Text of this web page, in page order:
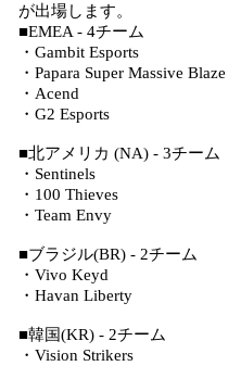
が出場します。
■EMEA - 4チーム
・Gambit Esports
・Papara Super Massive Blaze
・Acend
・G2 Esports
■北アメリカ (NA) - 3チーム
・Sentinels
・100 Thieves
・Team Envy
■ブラジル(BR) - 2チーム
・Vivo Keyd
・Havan Liberty
■韓国(KR) - 2チーム
・Vision Strikers